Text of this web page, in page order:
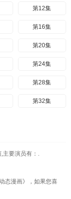
第12集
第16集
第20集
第24集
第28集
第32集
第44集
,主要演员有：.
态漫画》，如果您喜